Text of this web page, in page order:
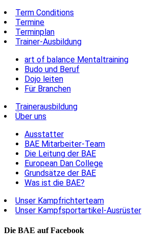
Term Conditions
Termine
Terminplan
Trainer-Ausbildung
art of balance Mentaltraining
Budo und Beruf
Dojo leiten
Für Branchen
Trainerausbildung
Über uns
Ausstatter
BAE Mitarbeiter-Team
Die Leitung der BAE
European Dan College
Grundsätze der BAE
Was ist die BAE?
Unser Kampfrichterteam
Unser Kampfsportartikel-Ausrüster
Die BAE auf Facebook